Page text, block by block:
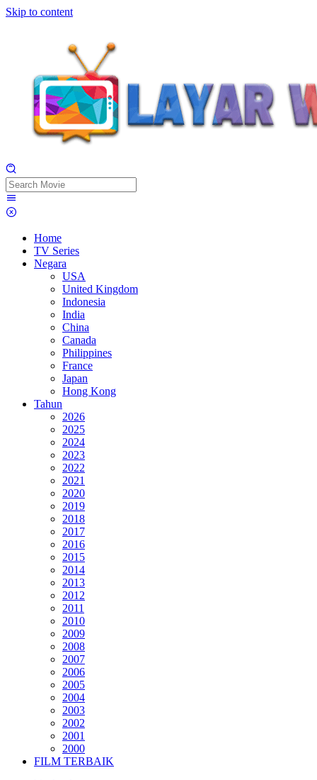
Skip to content
Home
TV Series
Negara
USA
United Kingdom
Indonesia
India
China
Canada
Philippines
France
Japan
Hong Kong
Tahun
2026
2025
2024
2023
2022
2021
2020
2019
2018
2017
2016
2015
2014
2013
2012
2011
2010
2009
2008
2007
2006
2005
2004
2003
2002
2001
2000
FILM TERBAIK